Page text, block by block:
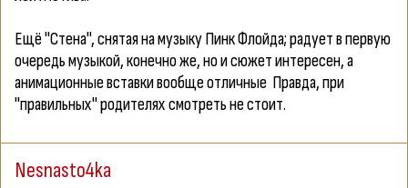
Ещё "Стена", снятая на музыку Пинк Флойда; радует в первую
очередь музыкой, конечно же, но и сюжет интересен, а
анимационные вставки вообще отличные Правда, при
"правильных" родителях смотреть не стоит.
Nesnasto4ka